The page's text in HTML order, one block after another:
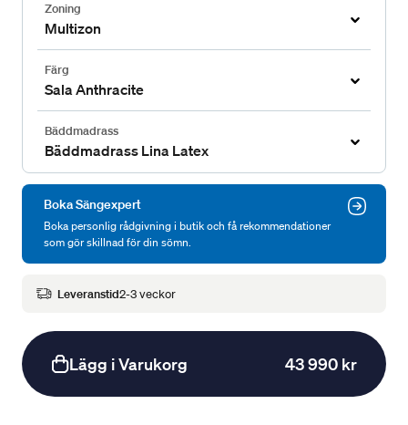
Zoning
Multizon
Färg
Sala Anthracite
Bäddmadrass
Bäddmadrass Lina Latex
Boka Sängexpert
Boka personlig rådgivning i butik och få rekommendationer
som gör skillnad för din sömn.
Leveranstid2-3 veckor
Lägg i Varukorg 43 990 kr